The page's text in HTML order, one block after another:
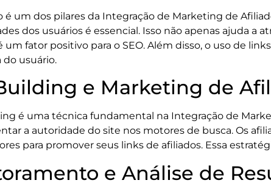
é um dos pilares da Integração de Marketing de
dos usuários é essencial. Isso não apenas ajuda
um fator positivo para o SEO. Além disso, o uso de
usuário.
e Marketing de
é uma técnica fundamental na Integração de
a autoridade do site nos motores de busca. Os
para promover seus links de afiliados. Essa
e Análise de